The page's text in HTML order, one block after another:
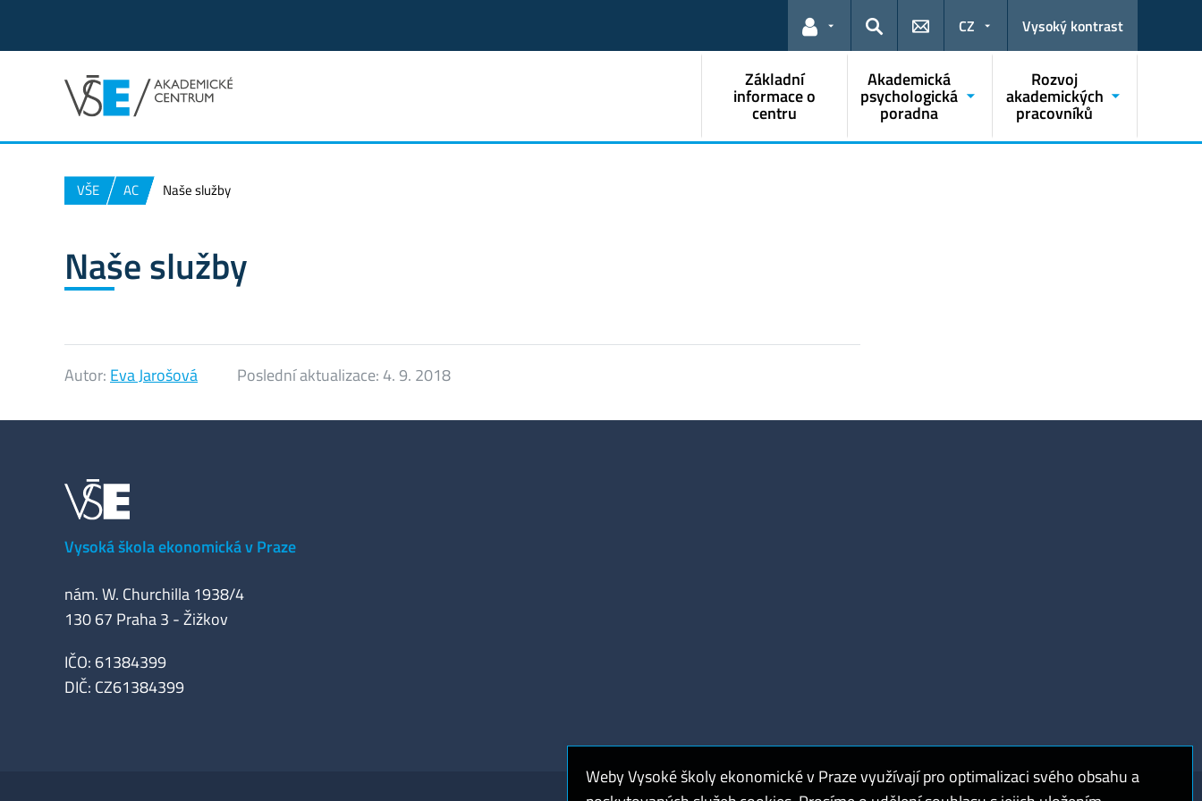
Odkazy pro uživatele
Hledat
CZ Vysoký kontrast
Základní
informace o
centru
Akademická
psychologická
poradna
Rozvoj
akademických
pracovníků
VŠE AC Naše služby
Naše služby
Autor: Eva Jarošová Poslední aktualizace:4. 9. 2018
Vysoká škola ekonomická v Praze
nám. W. Churchilla 1938/4
130 67 Praha 3 - Žižkov
IČO: 61384399
DIČ: CZ61384399
Weby Vysoké školy ekonomické v Praze využívají pro optimalizaci svého obsahu a